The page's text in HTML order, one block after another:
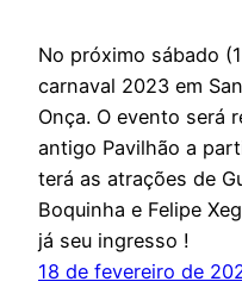
No próximo sábado
carnaval 2023 em
Onça. O evento será
antigo Pavilhão a
terá as atrações de
Boquinha e Felipe
já seu ingresso !
18 de fevereiro de